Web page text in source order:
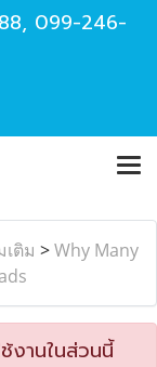
, 099-246-
ติม >Why Many
งานในส่วนนี้